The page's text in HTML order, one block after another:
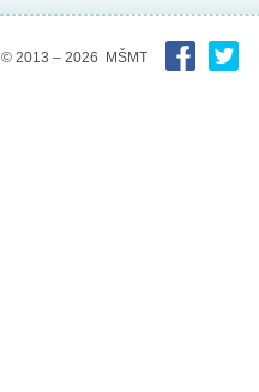
© 2013 – 2026 MŠMT